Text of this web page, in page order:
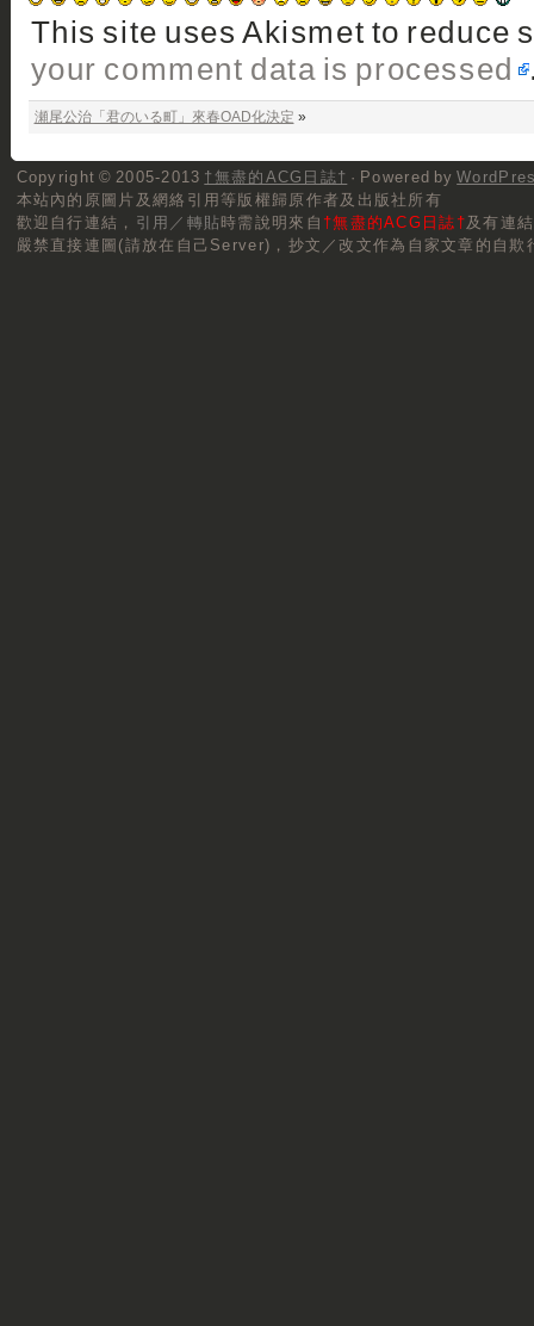
This site uses Akismet to reduce
your comment data is processed
瀬尾公治「君のいる町」來春OAD化決定 »
Copyright © 2005-2013 †無盡的ACG日誌† · Powered by
本站內的原圖片及網絡引用等版權歸原作者及出版社所有
歡迎自行連結， 引用／轉貼時需說明來自 †無盡的ACG日誌†及有連
嚴禁直接連圖(請放在自己Server)，抄文／改文作為自家文章的自欺